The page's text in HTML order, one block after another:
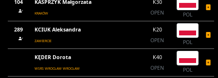
104 KASPRZYK Małgorzata
KRAKÓW
K30
OPEN
POL
289 KCIUK Aleksandra
ZAWIERCIE
K20
OPEN
POL
KĘDER Dorota
WSRS WROCŁAW WROCŁAW
K40
OPEN
POL